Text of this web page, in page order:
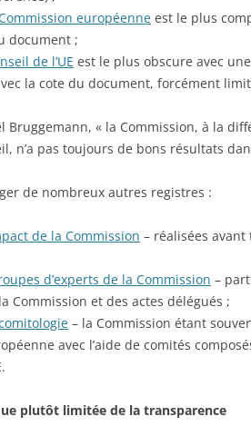
européenne est le plus
document ;
de l’UE est le plus obscure avec
la cote du document, forcément
Bruggemann, « la Commission, à la
n’a pas toujours de bons résultats
de nombreux autres registres :
de la Commission – réalisées
d’experts de la Commission –
Commission et des actes délégués ;
– la Commission étant
avec l’aide de comités
plutôt limitée de la transparence